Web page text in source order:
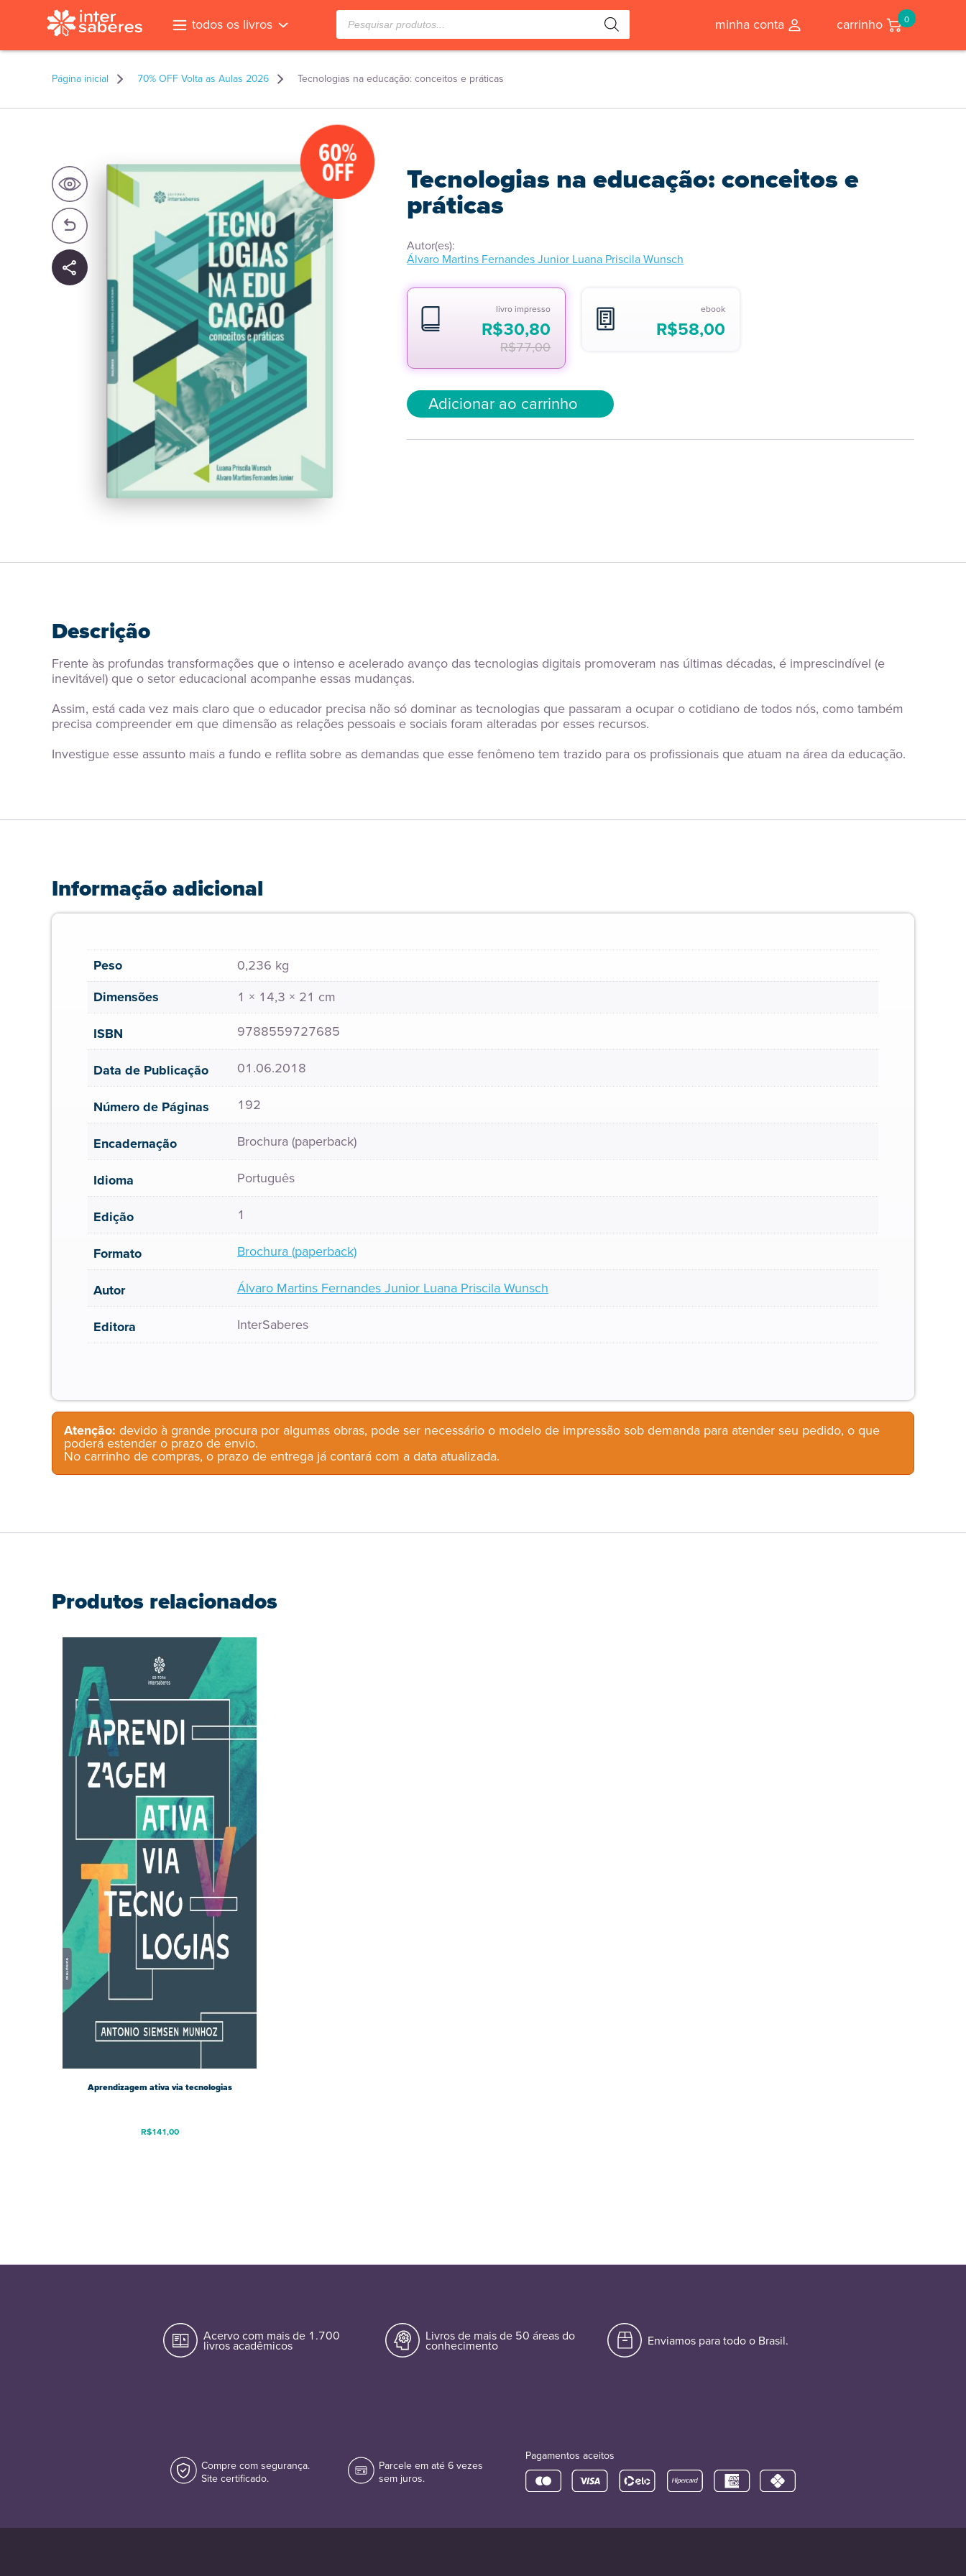
todos os livros Pesquisar
produtos minha conta carrinho 0
Página inicial 70% OFF Volta as Aulas 2026 Tecnologias na educação: conceitos e práticas
60%
OFF Tecnologias na educação: conceitos e
práticas
Autor(es):
Álvaro Martins Fernandes Junior Luana Priscila Wunsch
livro impresso
R$77,00
R$30,80
ebook
R$58,00
Adicionar ao carrinho
Descrição
Frente às profundas transformações que o intenso e acelerado avanço das tecnologias digitais promoveram nas últimas décadas, é imprescindível (e
inevitável) que o setor educacional acompanhe essas mudanças.
Assim, está cada vez mais claro que o educador precisa não só dominar as tecnologias que passaram a ocupar o cotidiano de todos nós, como também
precisa compreender em que dimensão as relações pessoais e sociais foram alteradas por esses recursos.
Investigue esse assunto mais a fundo e reflita sobre as demandas que esse fenômeno tem trazido para os profissionais que atuam na área da educação.
Informação adicional
Peso
0,236 kg
Dimensões
1 × 14,3 × 21 cm
ISBN
9788559727685
Data de Publicação 01.06.2018
Número de Páginas 192
Encadernação Brochura (paperback)
Idioma Português
Edição 1
Formato Brochura (paperback)
Autor Álvaro Martins Fernandes Junior Luana Priscila Wunsch
Editora InterSaberes
Atenção: devido à grande procura por algumas obras, pode ser necessário o modelo de impressão sob demanda para atender seu pedido, o que
poderá estender o prazo de envio.
No carrinho de compras, o prazo de entrega já contará com a data atualizada.
Produtos relacionados
Aprendizagem ativa via tecnologias
R$141,00
Acervo com mais de 1.700
livros acadêmicos
Livros de mais de 50 áreas do
conhecimento Enviamos para todo o Brasil.
Compre com segurança.
Site certificado.
Parcele em até 6 vezes
sem juros.
Pagamentos aceitos